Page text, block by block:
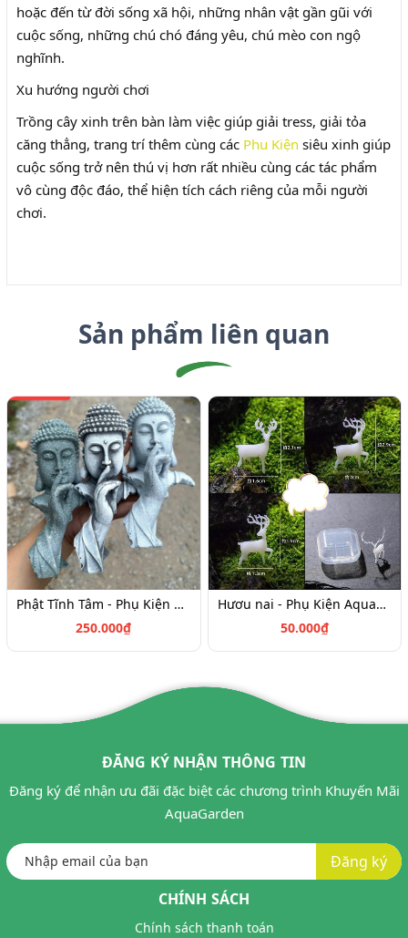
hoặc đến từ đời sống xã hội, những nhân vật gần gũi với
cuộc sống, những chú chó đáng yêu, chú mèo con ngộ
nghĩnh.
Xu hướng người chơi
Trồng cây xinh trên bàn làm việc giúp giải tress, giải tỏa
căng thẳng, trang trí thêm cùng các Phu Kiện siêu xinh giúp
cuộc sống trở nên thú vị hơn rất nhiều cùng các tác phẩm
vô cùng độc đáo, thể hiện tích cách riêng của mỗi người
chơi.
Sản phẩm liên quan
Phật Tĩnh Tâm - Phụ Kiện Aquagarden
250.000₫
Hươu nai - Phụ Kiện Aquagarden
50.000₫
ĐĂNG KÝ NHẬN THÔNG TIN
Đăng ký để nhận ưu đãi đặc biệt các chương trình Khuyến Mãi
AquaGarden
Đăng ký
CHÍNH SÁCH
Chính sách thanh toán